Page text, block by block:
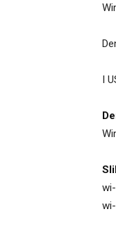
I